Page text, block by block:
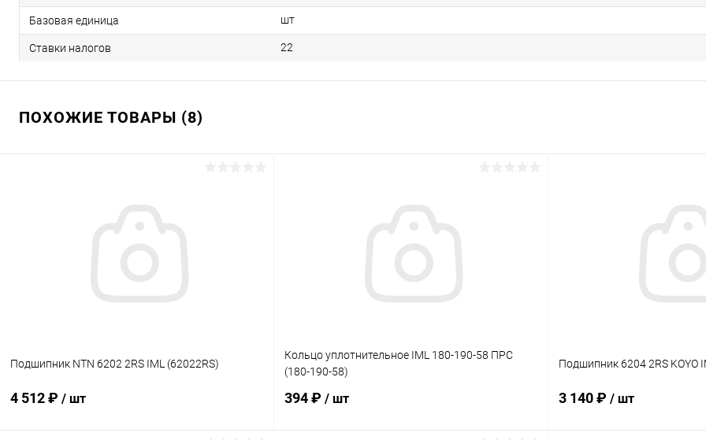
Базовая единица шт
Ставки налогов 22
ПОХОЖИЕ ТОВАРЫ (8)
Подшипник NTN 6202 2RS IML (62022RS)
4 512 ₽ / шт
Кольцо уплотнительное IML 180-190-58 ПРС
(180-190-58)
394 ₽ / шт
Подшипник 6204 2RS KOYO
3 140 ₽ / шт